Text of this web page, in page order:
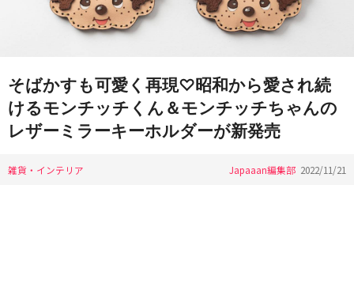
そばかすも可愛く再現♡昭和から愛され続
けるモンチッチくん＆モンチッチちゃんの
レザーミラーキーホルダーが新発売
雑貨・インテリア Japaaan編集部 2022/11/21